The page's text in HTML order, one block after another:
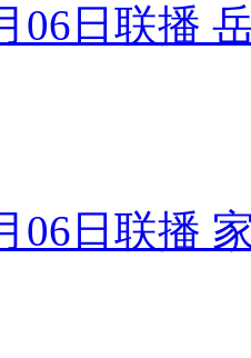
06日联播
06日联播